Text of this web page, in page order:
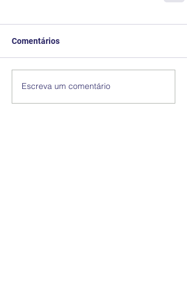
Comentários
Escreva um comentário